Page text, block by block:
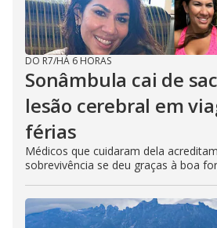
DO R7/HÁ 6 HORAS
Sonâmbula cai de
lesão cerebral em
férias
Médicos que cuidaram dela
sobrevivência se deu graças à boa